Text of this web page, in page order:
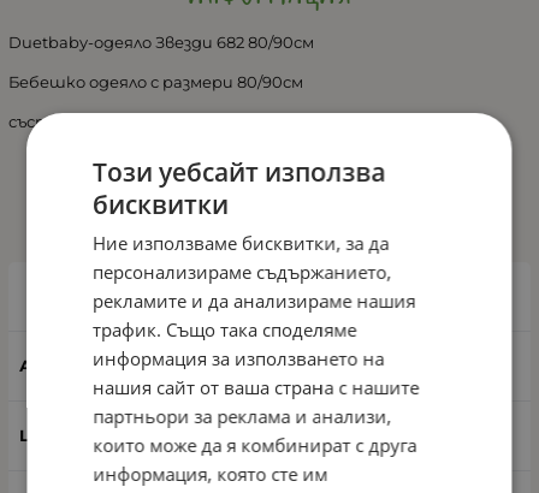
Duetbaby-одеяло Звезди 682 80/90см
Бебешко одеяло с размери 80/90см
състав:памук:70%, полиестер:30%
ИЗБЕРИ ВАРИАНТ
1424
Цвят: Розов
Розов
Този уебсайт използва
бисквитки
Ние използваме бисквитки, за да
персонализираме съдържанието,
рекламите и да анализираме нашия
трафик. Също така споделяме
информация за използването на
нашия сайт от ваша страна с нашите
партньори за реклама и анализи,
които може да я комбинират с друга
информация, която сте им